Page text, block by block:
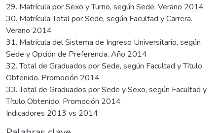
29. Matrícula por Sexo y Turno, según Sede. Verano 2014
30. Matrícula Total por Sede, según Facultad y Carrera.
Verano 2014
31. Matrícula del Sistema de Ingreso Universitario, según
Sede y Opción de Preferencia. Año 2014
32. Total de Graduados por Sede, según Facultad y Título
Obtenido. Promoción 2014
33. Total de Graduados por Sede y Sexo, según Facultad y
Título Obtenido. Promoción 2014
Indicadores 2013 vs 2014